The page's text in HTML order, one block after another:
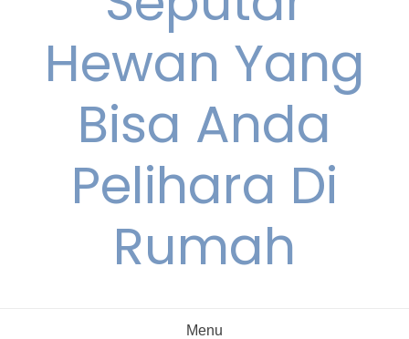
Hewan Yang
Bisa Anda
Pelihara Di
Rumah
Menu